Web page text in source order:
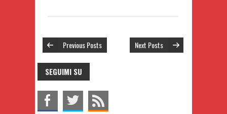
Previous Posts Next Posts
SEGUIMI SU